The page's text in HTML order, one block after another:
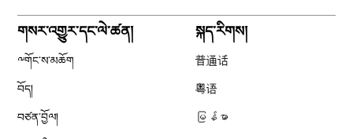
གསར་འགྱུར་དང་ལེ་ཚན།
༸གོང་ས་མཆོག
བོད།
བཙན་བྱོལ།
སྐད་རིགས།
普通话
粤语
မြန်မာ